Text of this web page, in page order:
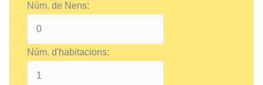
Núm. de Nens:
Núm. d'habitacions: